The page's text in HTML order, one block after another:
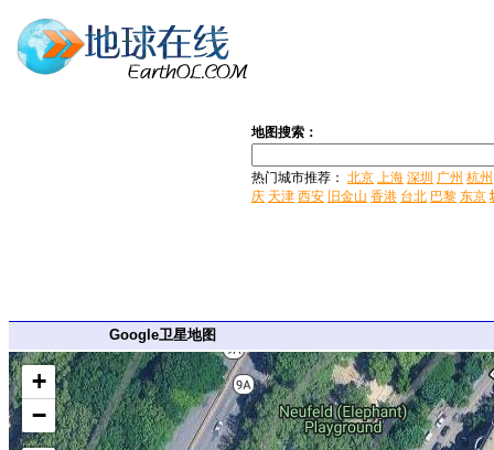
地图搜索：
热门城市推荐： 北京 上海 深圳 广州 杭州
庆 天津 西安 旧金山 香港 台北 巴黎 东京
Google卫星地图
+
−